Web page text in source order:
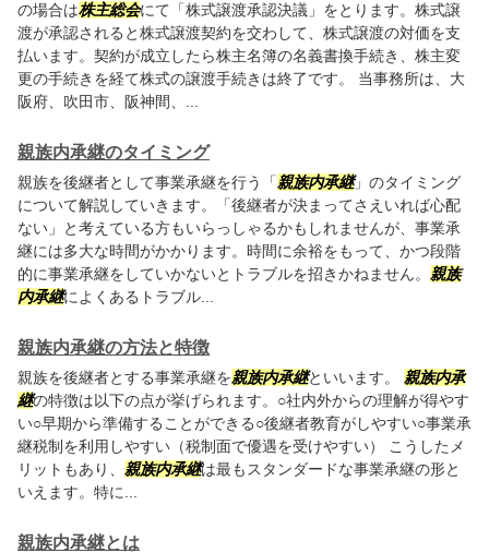
の場合は株主総会にて「株式譲渡承認決議」をとります。株式譲
渡が承認されると株式譲渡契約を交わして、株式譲渡の対価を支
払います。契約が成立したら株主名簿の名義書換手続き、株主変
更の手続きを経て株式の譲渡手続きは終了です。 当事務所は、大
阪府、吹田市、阪神間、...
親族内承継のタイミング
親族を後継者として事業承継を行う「親族内承継」のタイミング
について解説していきます。「後継者が決まってさえいれば心配
ない」と考えている方もいらっしゃるかもしれませんが、事業承
継には多大な時間がかかります。時間に余裕をもって、かつ段階
的に事業承継をしていかないとトラブルを招きかねません。 親族
内承継によくあるトラブル...
親族内承継の方法と特徴
親族を後継者とする事業承継を親族内承継といいます。 親族内承
継の特徴は以下の点が挙げられます。○社内外からの理解が得やす
い○早期から準備することができる○後継者教育がしやすい○事業承
継税制を利用しやすい（税制面で優遇を受けやすい） こうしたメ
リットもあり、 親族内承継は最もスタンダードな事業承継の形と
いえます。特に...
親族内承継とは